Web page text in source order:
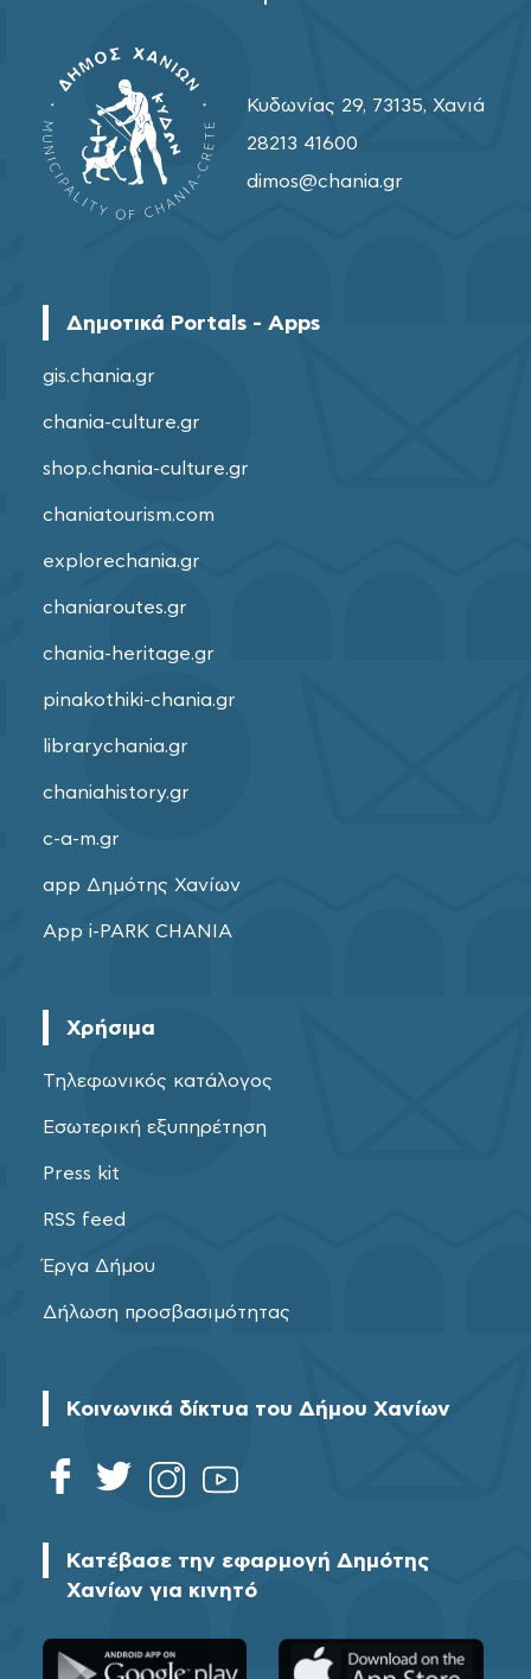
Κυδωνίας 29, 73135, Χανιά
28213 41600
dimos@chania.gr
Δημοτικά Portals - Apps
gis.chania.gr
chania-culture.gr
shop.chania-culture.gr
chaniatourism.com
explorechania.gr
chaniaroutes.gr
chania-heritage.gr
pinakothiki-chania.gr
librarychania.gr
chaniahistory.gr
c-a-m.gr
app Δημότης Χανίων
App i-PARK CHANIA
Χρήσιμα
Τηλεφωνικός κατάλογος
Εσωτερική εξυπηρέτηση
Press kit
RSS feed
Έργα Δήμου
Δήλωση προσβασιμότητας
Κοινωνικά δίκτυα του Δήμου Χανίων
Κατέβασε την εφαρμογή Δημότης
Χανίων για κινητό